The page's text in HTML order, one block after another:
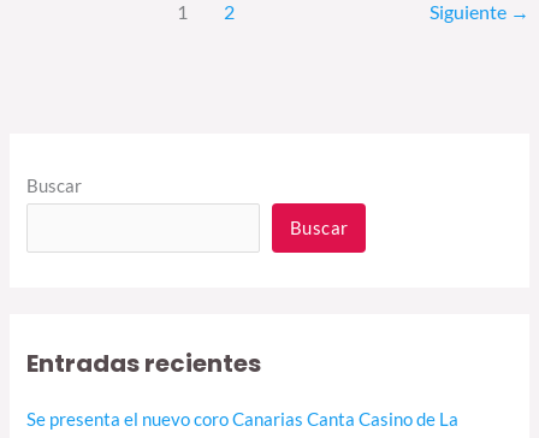
1 2 Siguiente →
Buscar
Buscar
Entradas recientes
Se presenta el nuevo coro Canarias Canta Casino de La